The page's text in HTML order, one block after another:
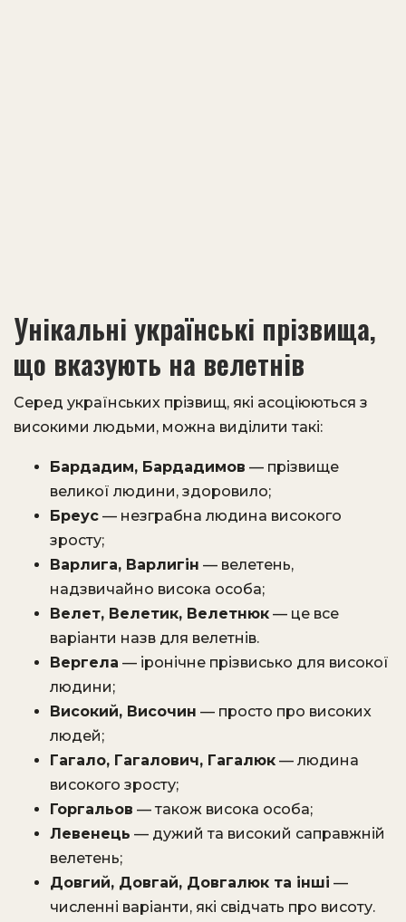
Унікальні українські прізвища,
що вказують на велетнів
Серед українських прізвищ, які асоціюються з
високими людьми, можна виділити такі:
Бардадим, Бардадимов — прізвище
великої людини, здоровило;
Бреус — незграбна людина високого
зросту;
Варлига, Варлигін — велетень,
надзвичайно висока особа;
Велет, Велетик, Велетнюк — це все
варіанти назв для велетнів.
Вергела — іронічне прізвисько для високої
людини;
Високий, Височин — просто про високих
людей;
Гагало, Гагалович, Гагалюк — людина
високого зросту;
Горгальов — також висока особа;
Левенець — дужий та високий саправжній
велетень;
Довгий, Довгай, Довгалюк та інші —
численні варіанти, які свідчать про висоту.